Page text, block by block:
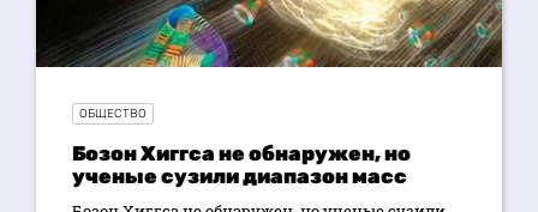
ОБЩЕСТВО
Бозон Хиггса не обнаружен, но
ученые сузили диапазон масс